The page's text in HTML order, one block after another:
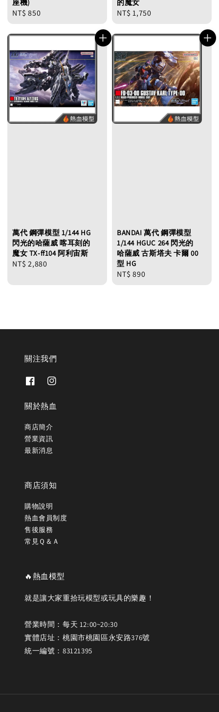
座機)
Regular
NT$ 850
的魔女
Regular
NT$ 1,750
萬代 鋼彈模型 1/144 HG
閃光的哈薩威 喀耳刻的
魔女 TX-ff104 阿利宙斯
Regular
NT$ 2,880
BANDAI 萬代 鋼彈模型
1/144 HGUC 264 閃光的
哈薩威 古斯塔夫 卡爾 00
型 HG
Regular
NT$ 890
關注我們
關於熱血
商店簡介
營業資訊
最新消息
商店須知
購物說明
熱血會員制度
售後服務
常見Ｑ＆Ａ
🔥熱血模型
就是讓大家重拾玩模型或玩具的樂趣！
營業時間：每天 12:00~20:30
實體店址：桃園市桃園區永安路376號
統一編號：83121395